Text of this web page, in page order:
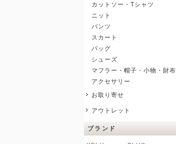
カットソー・Tシャツ
ニット
パンツ
スカート
バッグ
シューズ
マフラー・帽子・小物・財布
アクセサリー
お取り寄せ
アウトレット
ブランド